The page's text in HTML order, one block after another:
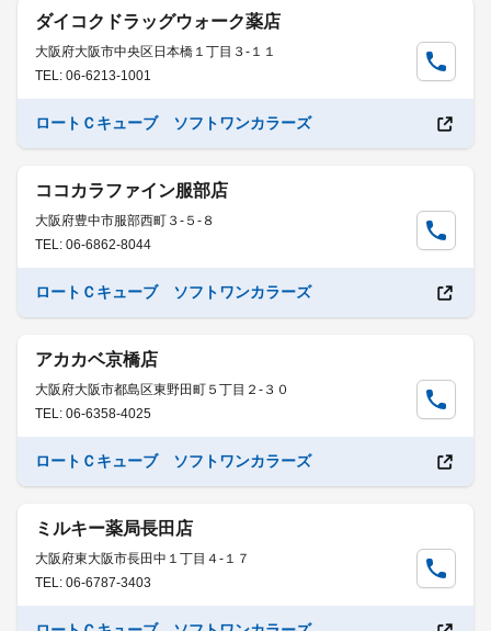
ダイコクドラッグウォーク薬店
大阪府大阪市中央区日本橋１丁目３-１１
TEL: 06-6213-1001
ロートＣキューブ ソフトワンカラーズ
ココカラファイン服部店
大阪府豊中市服部西町３-５-８
TEL: 06-6862-8044
ロートＣキューブ ソフトワンカラーズ
アカカベ京橋店
大阪府大阪市都島区東野田町５丁目２-３０
TEL: 06-6358-4025
ロートＣキューブ ソフトワンカラーズ
ミルキー薬局長田店
大阪府東大阪市長田中１丁目４-１７
TEL: 06-6787-3403